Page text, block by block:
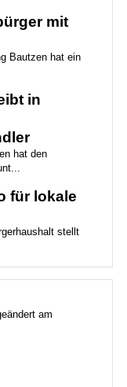
mit
Bautzen hat ein
in
hat den
für lokale
stellt
am